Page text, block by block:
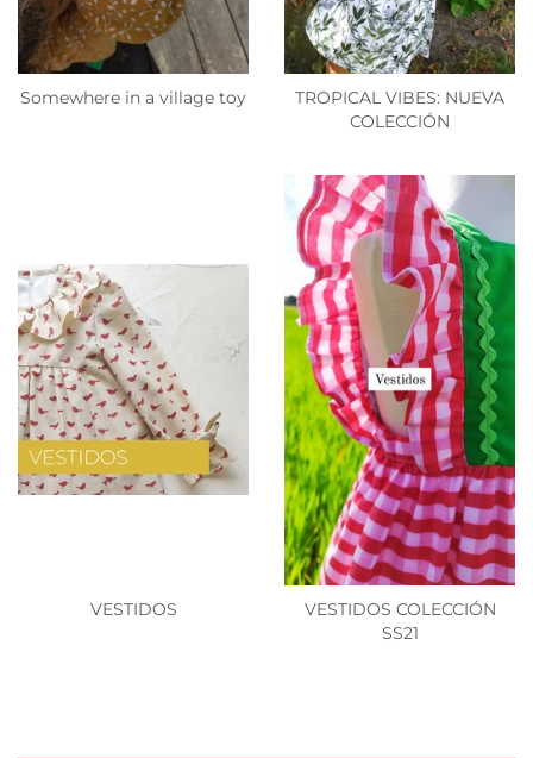
Somewhere in a village toy
TROPICAL VIBES: NUEVA
COLECCIÓN
VESTIDOS
VESTIDOS COLECCIÓN
SS21